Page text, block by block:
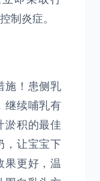
制炎症。
施！患侧乳
继续哺乳有
淤积的最佳
，让宝宝下
果更好，温